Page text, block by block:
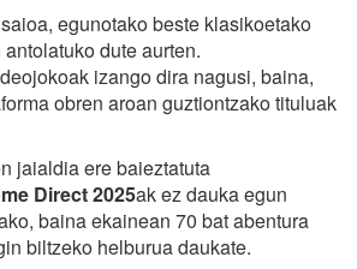
saioa, egunotako beste klasikoetako
antolatuko dute aurten.
izango dira nagusi, baina,
obren aroan guztiontzako tituluak
jaialdia ere baieztatuta
Direct 2025ak ez dauka egun
baina ekainean 70 bat abentura
biltzeko helburua daukate.